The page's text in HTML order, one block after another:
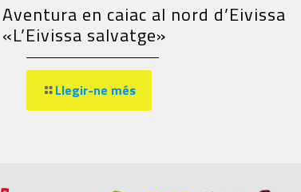
Aventura en caiac al nord d’Eivissa
«L’Eivissa salvatge»
Llegir-ne més